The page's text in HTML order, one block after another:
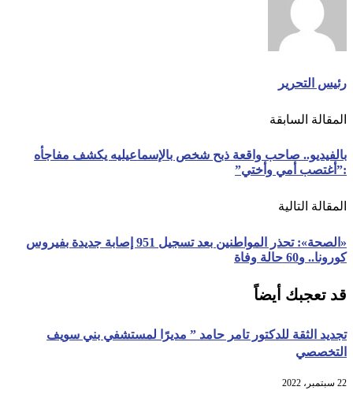
رئيس التحرير
المقالة السابقة
بالفيديو.. صاحب واقعة ذبح شخص بالإسماعيليه يكشف مفاجأه
:”أغتصب أمي وأختي”
المقالة التالية
«الصحة»: تحذر المواطنين بعد تسجيل 951 إصابة جديدة بفيروس
كورونا.. و60 حالة وفاة
قد تعجبك أيضاً
تجديد الثقة للدكتور تامر حامد ” مديرًا لمستشفي بني سويف
التخصصي
22 سبتمبر، 2022